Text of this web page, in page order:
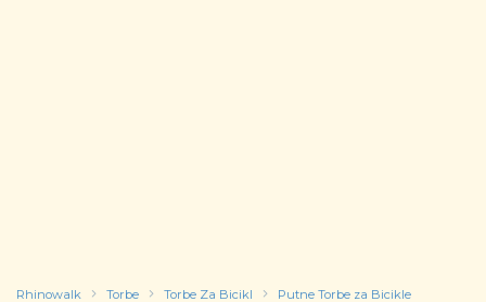
Rhinowalk Torbe Torbe Za Bicikl Putne Torbe za Bicikle